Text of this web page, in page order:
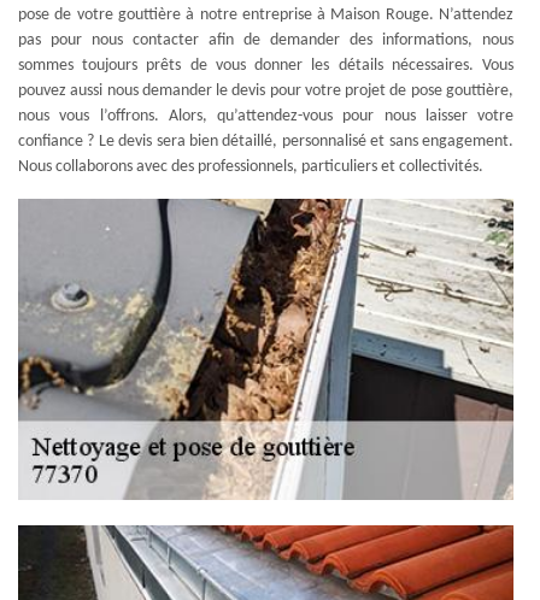
pose de votre gouttière à notre entreprise à Maison Rouge. N’attendez
pas pour nous contacter afin de demander des informations, nous
sommes toujours prêts de vous donner les détails nécessaires. Vous
pouvez aussi nous demander le devis pour votre projet de pose gouttière,
nous vous l’offrons. Alors, qu’attendez-vous pour nous laisser votre
confiance ? Le devis sera bien détaillé, personnalisé et sans engagement.
Nous collaborons avec des professionnels, particuliers et collectivités.